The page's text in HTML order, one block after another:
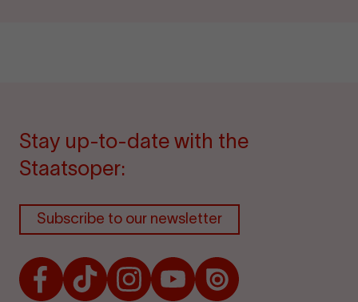
Stay up-to-date with the
Staatsoper:
Subscribe to our newsletter
FacebookTikTokInstagramYoutubeIssuu